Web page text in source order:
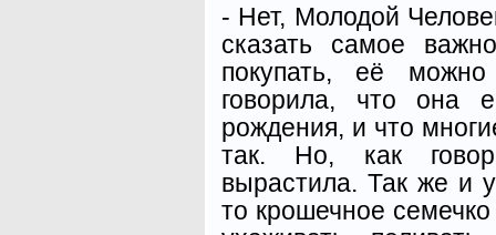
- Нет, Молодой
сказать самое
покупать, её
говорила, что она
рождения, и что
так. Но, как
вырастила. Так же и
то крошечное